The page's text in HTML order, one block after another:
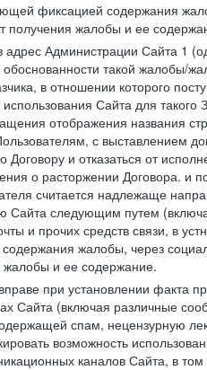
фиксацией содержания
получения жалобы и ее
Администрации Сайта 1
обоснованности такой
в отношении которого
Сайта для
отображения названия
с выставлением
Договору и отказаться от
о расторжении Договора. и
считается надлежаще
Сайта следующим путем
и прочих средств связи, в
жалобы, через
жалобы и ее содержание.
при установлении факта
Сайта (включая различные
спам, нецензурную
возможность
каналов Сайта, в